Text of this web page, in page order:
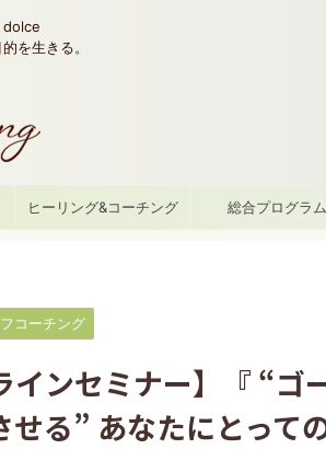
を生きる。
ヒーリング&コーチング 総合プログラム
コーチング
ンセミナー】『 “ゴ
る” あなたにとって